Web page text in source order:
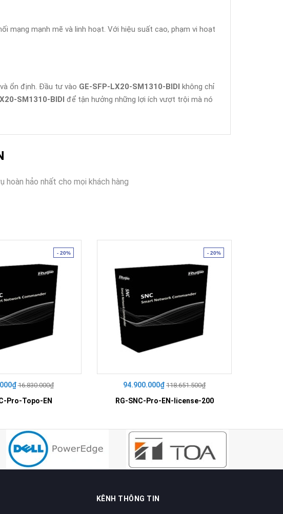
mạng mạnh mẽ và linh hoạt. Với hiệu suất cao, phạm vi hoạt
ổn định. Đầu tư vào GE-SFP-LX20-SM1310-BIDI không chỉ
SM1310-BIDI để tận hưởng những lợi ích vượt trội mà nó
hoàn hảo nhất cho mọi khách hàng
- 20%
16.830.000₫
Pro-Topo-EN
- 20%
94.900.000₫ 118.651.500₫
RG-SNC-Pro-EN-license-200
KÊNH THÔNG TIN